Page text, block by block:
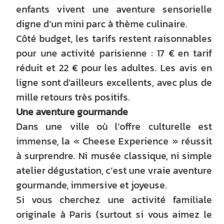
enfants vivent une aventure sensorielle
digne d’un mini parc à thème culinaire.
Côté budget, les tarifs restent raisonnables
pour une activité parisienne : 17 € en tarif
réduit et 22 € pour les adultes. Les avis en
ligne sont d’ailleurs excellents, avec plus de
mille retours très positifs.
Une aventure gourmande
Dans une ville où l’offre culturelle est
immense, la « Cheese Experience » réussit
à surprendre. Ni musée classique, ni simple
atelier dégustation, c’est une vraie aventure
gourmande, immersive et joyeuse.
Si vous cherchez une activité familiale
originale à Paris (surtout si vous aimez le